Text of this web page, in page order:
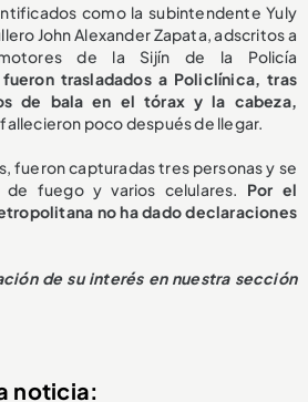
como la subintendente Yuly
John Alexander Zapata, adscritos a
de la Sijín de la Policía
trasladados a Policlínica, tras
de bala en el tórax y la cabeza,
poco después de llegar.
fueron capturadas tres personas y se
de fuego y varios celulares. Por el
no ha dado declaraciones
de su interés en nuestra sección
noticia: